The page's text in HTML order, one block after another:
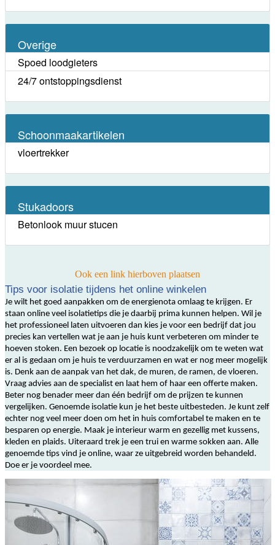
Overige
Spoed loodgieters
24/7 ontstoppingsdienst
Schoonmaakartikelen
vloertrekker
Stukadoors
Betonlook muur stucen
Ook een link hierboven plaatsen
Tips voor isolatie tijdens het online winkelen
Je wilt het goed aanpakken om de energienota omlaag te krijgen. Er
staan online veel isolatietips die je daarbij prima kunnen helpen. Wil je
het professioneel laten uitvoeren dan kies je voor een bedrijf dat jou
precies kan vertellen wat je aan je huis kunt verbeteren om minder te
hoeven stoken. Een bezoek op locatie is noodzakelijk om te weten wat
er al is gedaan om je huis te verduurzamen en wat er nog meer mogelijk
is. Denk aan de aanpak van het dak, de muren, de ramen, de vloeren.
Vraag advies aan de specialist en laat hem of haar een offerte maken.
Beter nog benader meer dan één bedrijf om de prijzen te kunnen
vergelijken. Genoemde isolatie kun je het beste uitbesteden. Je kunt zelf
echter nog veel meer doen om het in huis comfortabel te maken en te
besparen op energie. Maak je interieur warm en gezellig met kussens,
kleden en plaids. Uiteraard trek je een trui en warme sokken aan. Alle
genoemde tips vind je online, waar ze uitgebreid worden behandeld.
Doe er je voordeel mee.